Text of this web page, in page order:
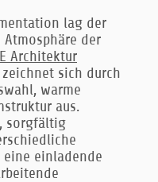
lag der
der
Architektur
sich durch
warme
aus.
sorgfältig
einladende